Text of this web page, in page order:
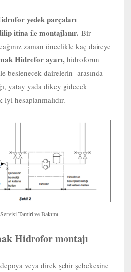
yedek parçaları
itina ile montajlanır. Bir
zaman öncelikle kaç daireye
Hidrofor ayarı, hidroforun
beslenecek dairelerin arasında
yatay yada dikey gidecek
hesaplanmalıdır.
Tamiri ve Bakımı
Hidrofor montajı
veya direk şehir şebekesine